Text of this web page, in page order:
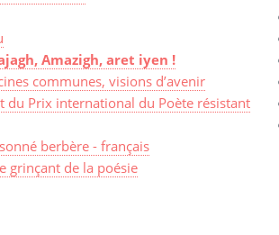
Amazigh, aret iyen !
communes, visions d’avenir
du Prix international du Poète résistant
berbère - français
grinçant de la poésie